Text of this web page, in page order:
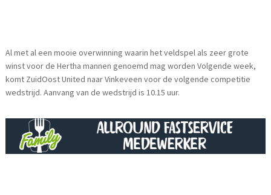
Al met al een mooie overwinning waarin het veldspel als zeer grote
winst voor de Hertha mannen genoemd mag worden Volgende week,
komt ZuidOost United naar Vinkeveen voor de volgende competitie
wedstrijd. Aanvang van de wedstrijd is 10.15 uur.